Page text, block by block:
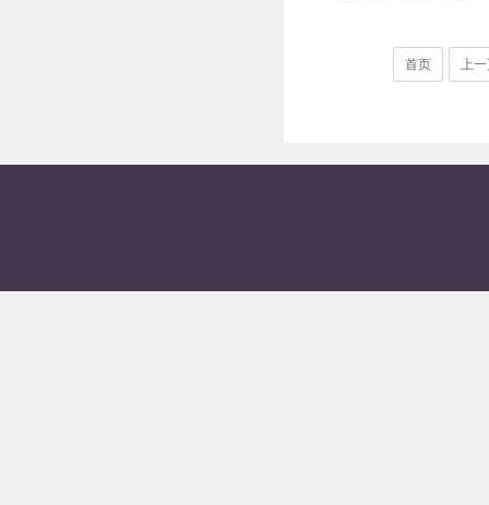
首页 上一